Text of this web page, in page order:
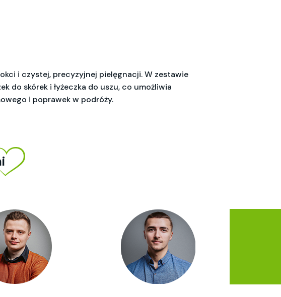
i czystej, precyzyjnej pielęgnacji. W zestawie
do skórek i łyżeczka do uszu, co umożliwia
i poprawek w podróży.